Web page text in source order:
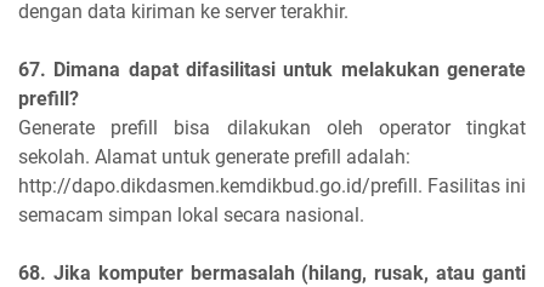
dengan data kiriman ke server terakhir.
67. Dimana dapat difasilitasi untuk melakukan generate
prefill?
Generate prefill bisa dilakukan oleh operator tingkat
sekolah. Alamat untuk generate prefill adalah:
http://dapo.dikdasmen.kemdikbud.go.id/prefill. Fasilitas ini
semacam simpan lokal secara nasional.
68. Jika komputer bermasalah (hilang, rusak, atau ganti